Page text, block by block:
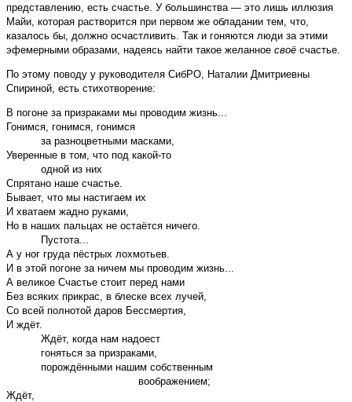
представлению, есть счастье. У большинства — это лишь иллюзия
Майи, которая растворится при первом же обладании тем, что,
казалось бы, должно осчастливить. Так и гоняются люди за этими
эфемерными образами, надеясь найти такое желанное своё счастье.
По этому поводу у руководителя СибРО, Наталии Дмитриевны
Спириной, есть стихотворение:
В погоне за призраками мы проводим жизнь...
Гонимся, гонимся, гонимся
за разноцветными масками,
Уверенные в том, что под какой-то
одной из них
Спрятано наше счастье.
Бывает, что мы настигаем их
И хватаем жадно руками,
Но в наших пальцах не остаётся ничего.
Пустота...
А у ног груда пёстрых лохмотьев.
И в этой погоне за ничем мы проводим жизнь...
А великое Счастье стоит перед нами
Без всяких прикрас, в блеске всех лучей,
Со всей полнотой даров Бессмертия,
И ждёт.
Ждёт, когда нам надоест
гоняться за призраками,
порождёнными нашим собственным
воображением;
Ждёт,